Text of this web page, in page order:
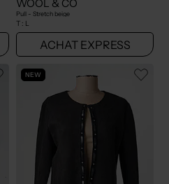
WOOL & CO
Pull - Stretch beige
T : L
ACHAT EXPRESS
NEW